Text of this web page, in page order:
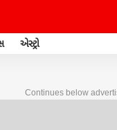
એસ્ટ્રો
Continues below